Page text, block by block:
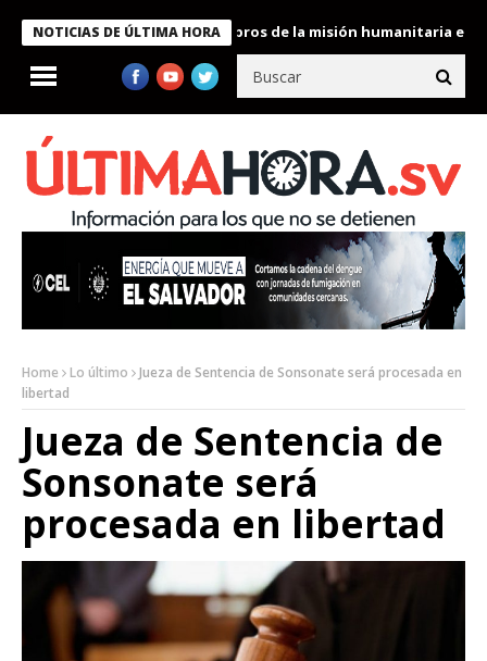
NOTICIAS DE ÚLTIMA HORA
Bukele condecora a miembros de la misión humanitaria enviada
Home Lo último
Jueza de Sentencia de Sonsonate será procesada en
libertad
Jueza de Sentencia de
Sonsonate será
procesada en libertad